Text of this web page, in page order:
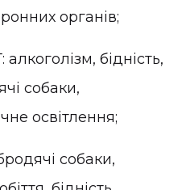
органів;
бідність,
собаки,
освітлення;
собаки,